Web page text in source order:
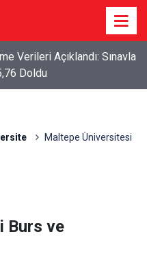
Verileri Açıklandı: Sınavla
Doldu
Maltepe Üniversitesi
Burs ve